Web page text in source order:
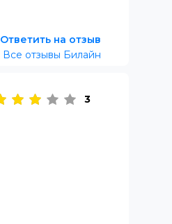
Все отзывы Билайн
Ответить на отзыв
3